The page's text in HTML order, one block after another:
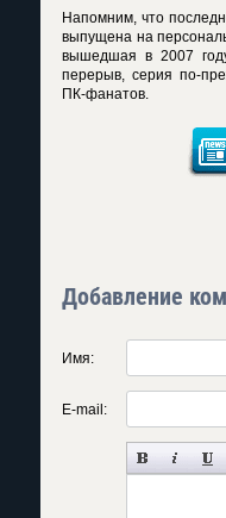
Напомним, что
выпущена на
вышедшая в 2007
перерыв, серия по-
ПК-фанатов.
Добавление
Имя:
E-mail: